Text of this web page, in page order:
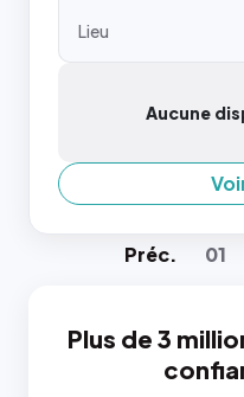
Lieu
Aucune
Préc. 01
Plus de 3